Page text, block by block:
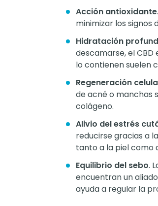
Acción antioxidante
minimizar los signos
Hidratación
descamarse, el
lo contienen suelen
Regeneración
de acné o manchas
colágeno.
Alivio del estrés
reducirse gracias a
tanto a la piel como
Equilibrio del sebo.
encuentran un
ayuda a regular la